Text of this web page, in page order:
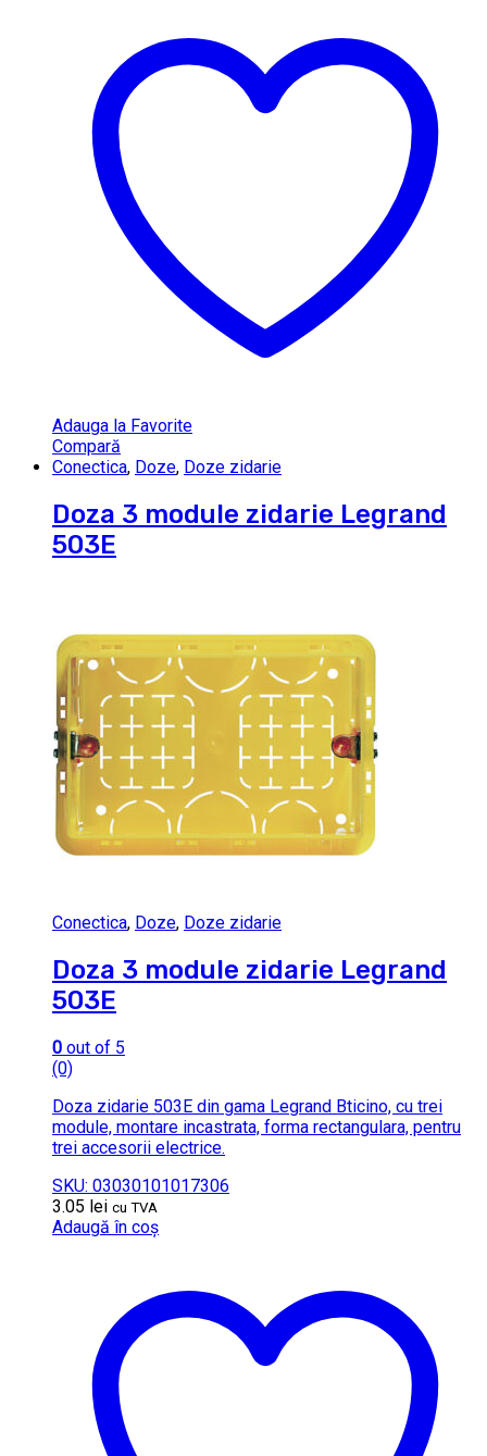
Adauga la Favorite
Compară
Conectica, Doze, Doze zidarie
Doza 3 module zidarie Legrand
503E
Conectica, Doze, Doze zidarie
Doza 3 module zidarie Legrand
503E
0 out of 5
(0)
Doza zidarie 503E din gama Legrand Bticino, cu trei
module, montare incastrata, forma rectangulara, pentru
trei accesorii electrice.
SKU: 03030101017306
3.05 lei cu TVA
Adaugă în coș